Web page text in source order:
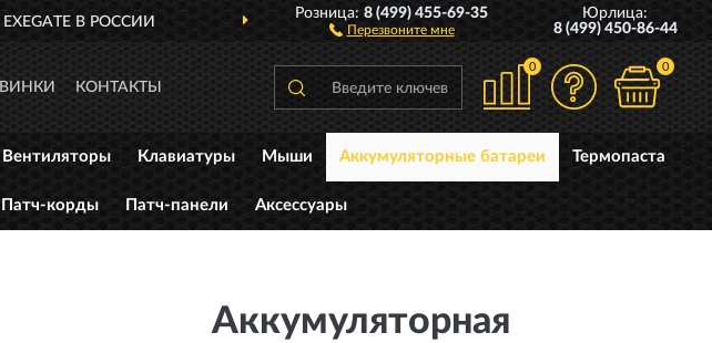
В РОССИИ ДОСТАВИМ ПО ВСЕЙ РОССИИ
Розница:8 (499) 455-69-35
Перезвоните мне
Юрлица:
8 (499) 450-86-44
КОНТАКТЫ
0 0
Вентиляторы Клавиатуры Мыши Аккумуляторные батареи Термопаста
Патч-корды Патч-панели Аксессуары
Аккумуляторная